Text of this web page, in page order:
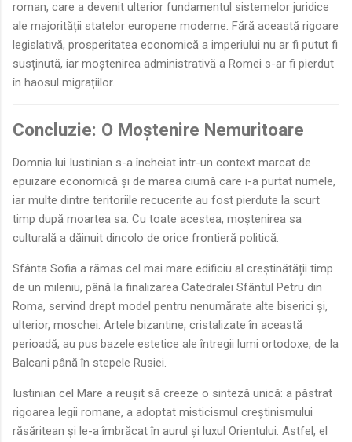
roman, care a devenit ulterior fundamentul sistemelor juridice
ale majorității statelor europene moderne. Fără această rigoare
legislativă, prosperitatea economică a imperiului nu ar fi putut fi
susținută, iar moștenirea administrativă a Romei s-ar fi pierdut
în haosul migrațiilor.
Concluzie: O Moștenire Nemuritoare
Domnia lui Iustinian s-a încheiat într-un context marcat de
epuizare economică și de marea ciumă care i-a purtat numele,
iar multe dintre teritoriile recucerite au fost pierdute la scurt
timp după moartea sa. Cu toate acestea, moștenirea sa
culturală a dăinuit dincolo de orice frontieră politică.
Sfânta Sofia a rămas cel mai mare edificiu al creștinătății timp
de un mileniu, până la finalizarea Catedralei Sfântul Petru din
Roma, servind drept model pentru nenumărate alte biserici și,
ulterior, moschei. Artele bizantine, cristalizate în această
perioadă, au pus bazele estetice ale întregii lumi ortodoxe, de la
Balcani până în stepele Rusiei.
Iustinian cel Mare a reușit să creeze o sinteză unică: a păstrat
rigoarea legii romane, a adoptat misticismul creștinismului
răsăritean și le-a îmbrăcat în aurul și luxul Orientului. Astfel, el